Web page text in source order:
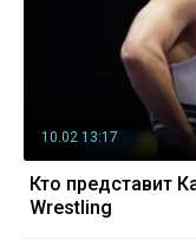
10.02 13:17
Кто представит
Wrestling